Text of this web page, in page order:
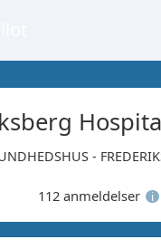
-
112 anmeldelser i